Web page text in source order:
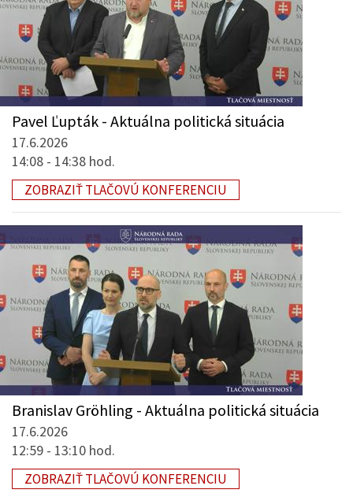
Pavel Ľupták - Aktuálna politická situácia
17.6.2026
14:08 - 14:38 hod.
ZOBRAZIŤ TLAČOVÚ KONFERENCIU
Branislav Gröhling - Aktuálna politická situácia
17.6.2026
12:59 - 13:10 hod.
ZOBRAZIŤ TLAČOVÚ KONFERENCIU